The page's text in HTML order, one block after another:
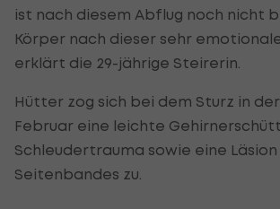
ist nach diesem Abflug noch nicht
Körper nach dieser sehr
erklärt die 29-jährige Steirerin.
Hütter zog sich bei dem Sturz in
Februar eine leichte
Schleudertrauma sowie eine
Seitenbandes zu.